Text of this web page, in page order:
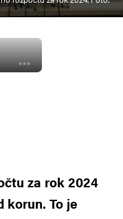
za rok 2024
korun. To je